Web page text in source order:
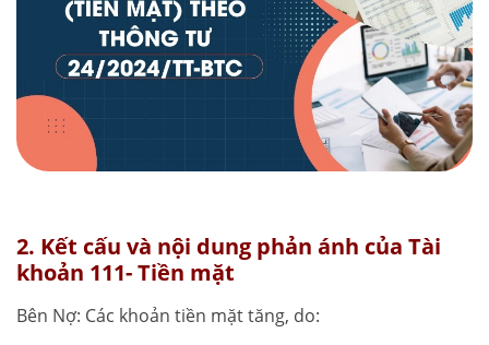
2. Kết cấu và nội dung phản ánh của Tài
khoản 111- Tiền mặt
Bên Nợ: Các khoản tiền mặt tăng, do: